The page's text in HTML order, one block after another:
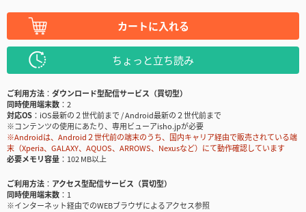
カートに入れる
ちょっと立ち読み
ご利用方法
ダウンロード型配信サービス（買切型）
同時使用端末数
2
対応OS
iOS最新の２世代前まで / Android最新の２世代前まで
※コンテンツの使用にあたり、専用ビューアisho.jpが必要
※Androidは、Android２世代前の端末のうち、国内キャリア経由で販売されている端
末（Xperia、GALAXY、AQUOS、ARROWS、Nexusなど）にて動作確認しています
必要メモリ容量
102 MB以上
ご利用方法
アクセス型配信サービス（買切型）
同時使用端末数
1
※インターネット経由でのWEBブラウザによるアクセス参照